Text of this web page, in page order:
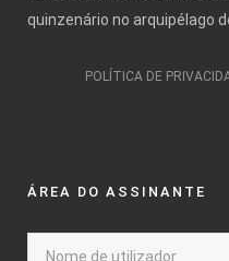
quinzenário no arquipélago
POLÍTICA DE
ÁREA DO ASSINANTE